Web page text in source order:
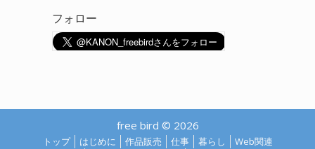
e
b
k
itt
er
e
n
e
フォロー
free bird © 2026
トップ はじめに 作品販売 仕事 暮らし
Web関連